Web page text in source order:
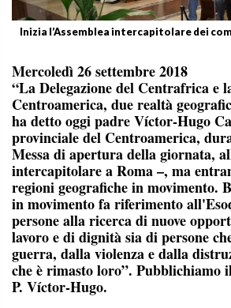
Inizia l’Assemblea intercapitolare dei
Mercoledì 26 settembre 2018
“La Delegazione del Centrafrica e
Centroamerica, due realtà
ha detto oggi padre Víctor-Hugo
provinciale del Centroamerica,
Messa di apertura della giornata,
intercapitolare a Roma –, ma
regioni geografiche in movimento.
in movimento fa riferimento
persone alla ricerca di nuove
lavoro e di dignità sia di persone
guerra, dalla violenza e dalla
che è rimasto loro”. Pubblichiamo
P. Víctor-Hugo.